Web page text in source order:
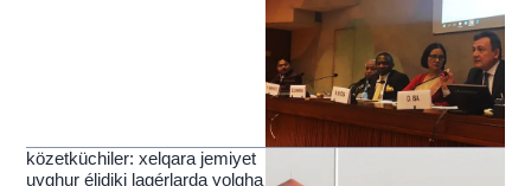
közetküchiler: xelqara jemiyet
uyghur élidiki lagérlarda yolgha